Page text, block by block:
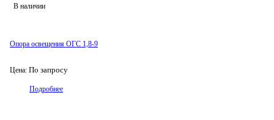
В наличии
Опора освещения ОГС 1,8-9
Цена: По запросу
Подробнее